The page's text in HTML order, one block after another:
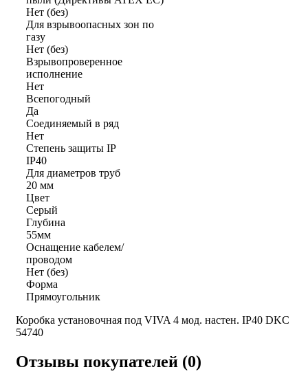
Нет (без)
Для взрывоопасных зон по
газу
Нет (без)
Взрывопроверенное
исполнение
Нет
Всепогодный
Да
Соединяемый в ряд
Нет
Степень защиты IP
IP40
Для диаметров труб
20 мм
Цвет
Серый
Глубина
55мм
Оснащение кабелем/
проводом
Нет (без)
Форма
Прямоугольник
Коробка установочная под VIVA 4 мод. настен. IP40 DKC
54740
Отзывы покупателей (0)